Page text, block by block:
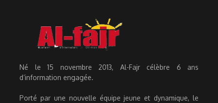
Né le 15 novembre 2013, Al-Fajr célèbre 6 ans
d’information engagée.
Porté par une nouvelle équipe jeune et dynamique, le